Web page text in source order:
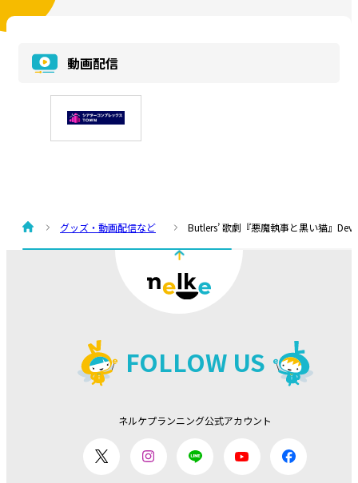
動画配信
グッズ・動画配信など Butlers’ 歌劇『悪魔執事と黒い猫』
FOLLOW US
ネルケプランニング公式アカウント